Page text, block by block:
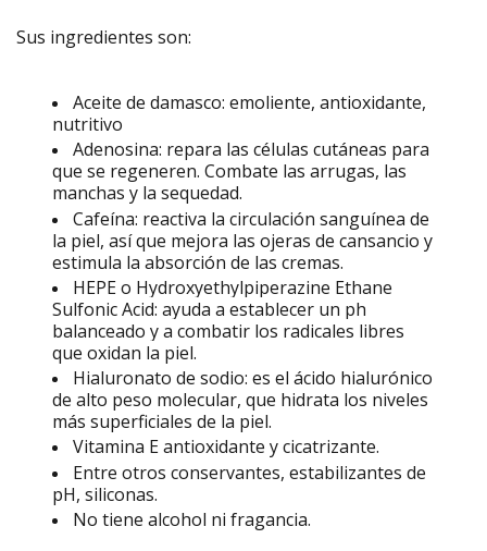
Sus ingredientes son:
Aceite de damasco: emoliente, antioxidante,
nutritivo
Adenosina: repara las células cutáneas para
que se regeneren. Combate las arrugas, las
manchas y la sequedad.
Cafeína: reactiva la circulación sanguínea de
la piel, así que mejora las ojeras de cansancio y
estimula la absorción de las cremas.
HEPE o Hydroxyethylpiperazine Ethane
Sulfonic Acid: ayuda a establecer un ph
balanceado y a combatir los radicales libres
que oxidan la piel.
Hialuronato de sodio: es el ácido hialurónico
de alto peso molecular, que hidrata los niveles
más superficiales de la piel.
Vitamina E antioxidante y cicatrizante.
Entre otros conservantes, estabilizantes de
pH, siliconas.
No tiene alcohol ni fragancia.